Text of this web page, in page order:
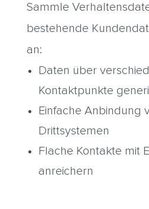
Sammle
bestehende
an:
Daten über
Kontaktpunkte
Einfache Anbindung
Drittsystemen
Flache Kontakte mit
anreichern